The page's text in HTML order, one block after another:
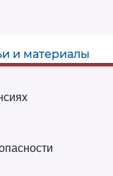
и материалы